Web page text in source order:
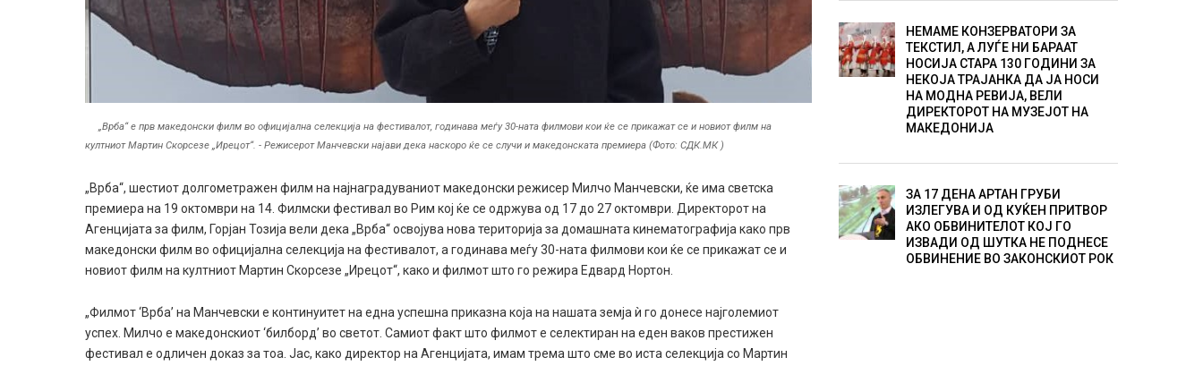
„Врба“ е прв македонски филм во официјална селекција на фестивалот, годинава меѓу 30-ната филмови кои ќе се прикажат се и новиот филм на
култниот Мартин Скорсезе „Ирецот“. - Режисерот Манчевски најави дека наскоро ќе се случи и македонската премиера (Фото: СДК.МК )
„Врба“, шестиот долгометражен филм на најнаградуваниот македонски режисер Милчо Манчевски, ќе има светска
премиера на 19 октомври на 14. Филмски фестивал во Рим кој ќе се одржува од 17 до 27 октомври. Директорот на
Агенцијата за филм, Горјан Тозија вели дека „Врба“ освојува нова територија за домашната кинематографија како прв
македонски филм во официјална селекција на фестивалот, а годинава меѓу 30-ната филмови кои ќе се прикажат се и
новиот филм на култниот Мартин Скорсезе „Ирецот“, како и филмот што го режира Едвард Нортон.
„Филмот ‘Врба’ на Манчевски е континуитет на една успешна приказна која на нашата земја ѝ го донесе најголемиот
успех. Милчо е македонскиот ‘билборд’ во светот. Самиот факт што филмот е селектиран на еден ваков престижен
фестивал е одличен доказ за тоа. Јас, како директор на Агенцијата, имам трема што сме во иста селекција со Мартин
НЕМАМЕ КОНЗЕРВАТОРИ ЗА
ТЕКСТИЛ, А ЛУЃЕ НИ БАРААТ
НОСИЈА СТАРА 130 ГОДИНИ ЗА
НЕКОЈА ТРАЈАНКА ДА ЈА НОСИ
НА МОДНА РЕВИЈА, ВЕЛИ
ДИРЕКТОРОТ НА МУЗЕЈОТ НА
МАКЕДОНИЈА
ЗА 17 ДЕНА АРТАН ГРУБИ
ИЗЛЕГУВА И ОД КУЌЕН ПРИТВОР
АКО ОБВИНИТЕЛОТ КОЈ ГО
ИЗВАДИ ОД ШУТКА НЕ ПОДНЕСЕ
ОБВИНЕНИЕ ВО ЗАКОНСКИОТ РОК